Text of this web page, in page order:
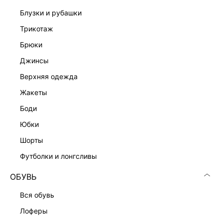
блузки и рубашки
трикотаж
брюки
джинсы
верхняя одежда
жакеты
боди
юбки
шорты
футболки и лонгсливы
ОБУВЬ
вся обувь
лоферы
Скачать
КАТАЛОГ
КОМПАНИЯ
ЛИЧНЫЙ КАБИНЕТ